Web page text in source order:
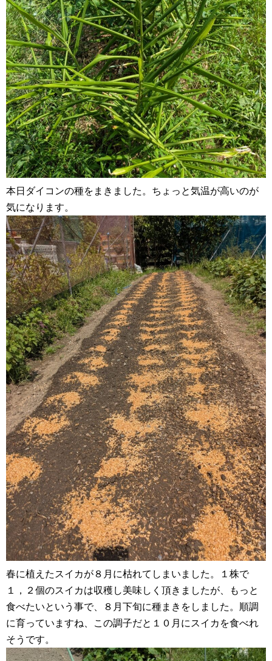
本日ダイコンの種をまきました。ちょっと気温が高いのが
気になります。
春に植えたスイカが８月に枯れてしまいました。１株で
１，２個のスイカは収穫し美味しく頂きましたが、もっと
食べたいという事で、８月下旬に種まきをしました。順調
に育っていますね、この調子だと１０月にスイカを食べれ
そうです。